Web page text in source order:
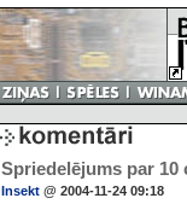
Spriedelējums par 10
Insekt @ 2004-11-24 09:18